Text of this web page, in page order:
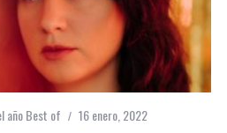
año Best of 16 enero, 2022